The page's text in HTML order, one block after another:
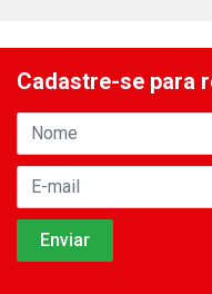
Cadastre-se para